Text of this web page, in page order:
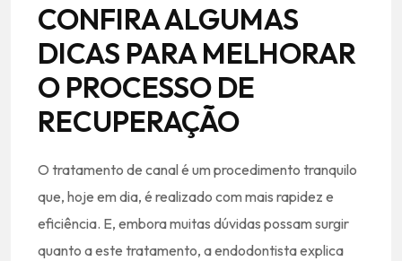
CONFIRA ALGUMAS
DICAS PARA MELHORAR
O PROCESSO DE
RECUPERAÇÃO
O tratamento de canal é um procedimento tranquilo
que, hoje em dia, é realizado com mais rapidez e
eficiência. E, embora muitas dúvidas possam surgir
quanto a este tratamento, a endodontista explica